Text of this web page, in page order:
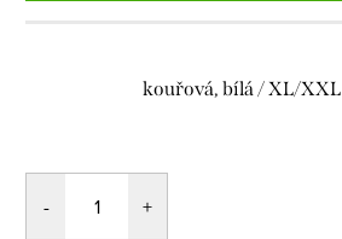
kouřová, bílá / XL/XXL